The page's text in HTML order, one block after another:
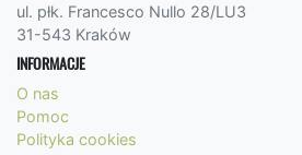
ul. płk. Francesco Nullo 28/LU3
31-543 Kraków
INFORMACJE
O nas
Pomoc
Polityka cookies